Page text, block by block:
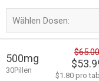
Wählen Dosen:
500mg
30Pillen
$65.00
$1.80 pro